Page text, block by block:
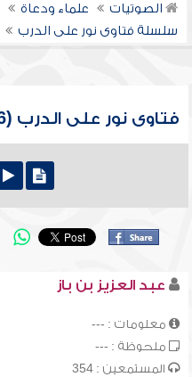
الصوتيات علماء ودعاة
سلسلة فتاوى نور على الدرب
فتاوى نور على الدرب (946)
عبد العزيز بن باز
معلومات : ---
ملحوظة : ---
المستمعين : 354